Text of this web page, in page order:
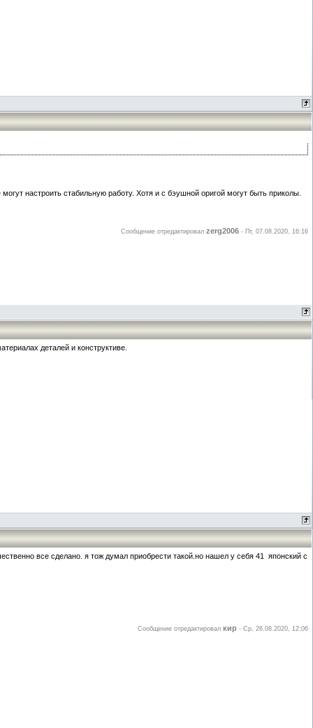
настроить стабильную работу. Хотя и с бэушной оригой могут быть приколы.
Сообщение отредактировал zerg2006 - Пт, 07.08.2020, 16:16
деталей и конструктиве.
все сделано. я тож думал приобрести такой.но нашел у себя 41 японский с
Сообщение отредактировал кир - Ср, 26.08.2020, 12:06